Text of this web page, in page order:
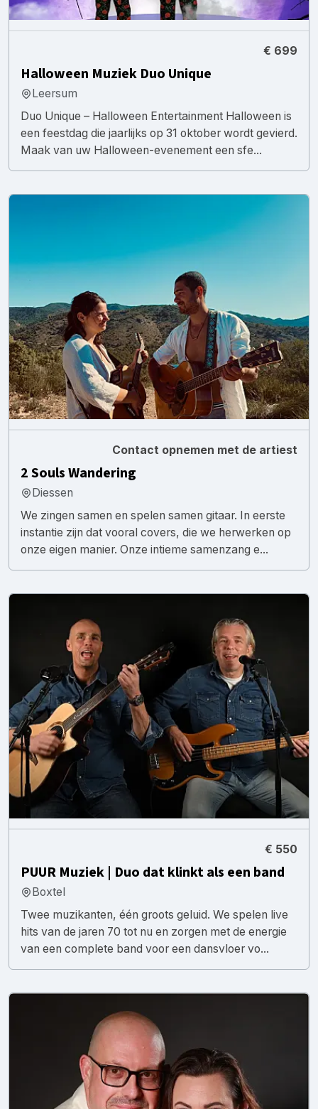
€ 699
Halloween Muziek Duo Unique
Leersum
Duo Unique – Halloween Entertainment Halloween is
een feestdag die jaarlijks op 31 oktober wordt gevierd.
Maak van uw Halloween-evenement een sfe...
Contact opnemen met de artiest
2 Souls Wandering
Diessen
We zingen samen en spelen samen gitaar. In eerste
instantie zijn dat vooral covers, die we herwerken op
onze eigen manier. Onze intieme samenzang e...
€ 550
PUUR Muziek | Duo dat klinkt als een band
Boxtel
Twee muzikanten, één groots geluid. We spelen live
hits van de jaren 70 tot nu en zorgen met de energie
van een complete band voor een dansvloer vo...